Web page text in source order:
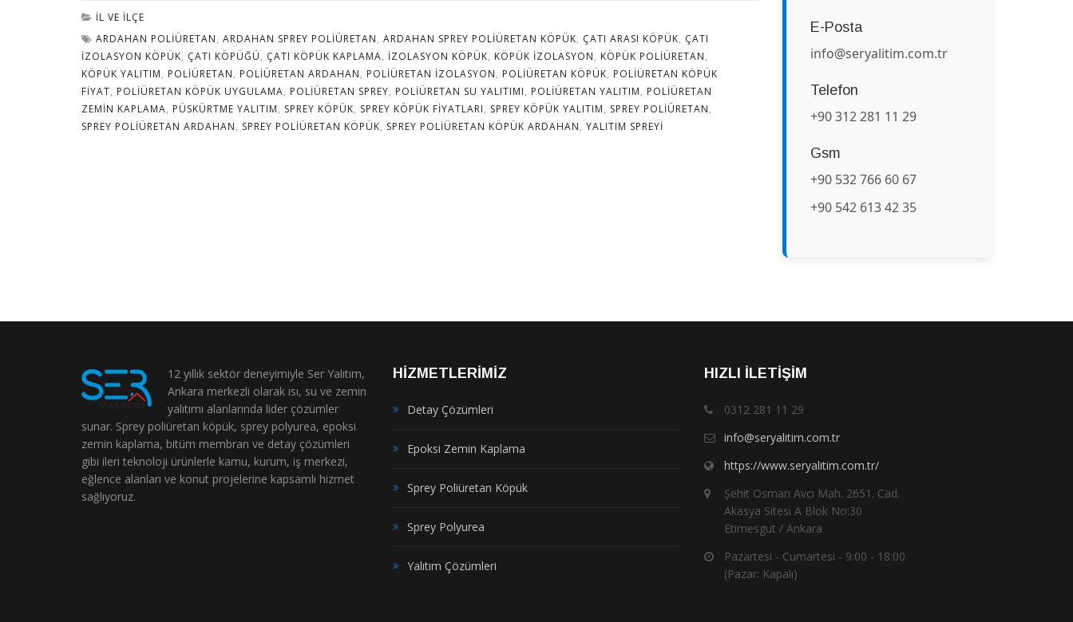
İL VE İLÇE
ARDAHAN POLIÜRETAN, ARDAHAN SPREY POLIÜRETAN, ARDAHAN SPREY POLIÜRETAN KÖPÜK, ÇATI ARASI KÖPÜK, ÇATI
IZOLASYON KÖPÜK, ÇATI KÖPÜĞÜ, ÇATI KÖPÜK KAPLAMA, IZOLASYON KÖPÜK, KÖPÜK IZOLASYON, KÖPÜK POLIÜRETAN,
KÖPÜK YALITIM, POLIÜRETAN, POLIÜRETAN ARDAHAN, POLIÜRETAN IZOLASYON, POLIÜRETAN KÖPÜK, POLIÜRETAN KÖPÜK
FIYAT, POLIÜRETAN KÖPÜK UYGULAMA, POLIÜRETAN SPREY, POLIÜRETAN SU YALITIMI, POLIÜRETAN YALITIM, POLIÜRETAN
ZEMIN KAPLAMA, PÜSKÜRTME YALITIM, SPREY KÖPÜK, SPREY KÖPÜK FIYATLARI, SPREY KÖPÜK YALITIM, SPREY POLIÜRETAN,
SPREY POLIÜRETAN ARDAHAN, SPREY POLIÜRETAN KÖPÜK, SPREY POLIÜRETAN KÖPÜK ARDAHAN, YALITIM SPREYI
E-Posta
info@seryalitim.com.tr
Telefon
+90 312 281 11 29
Gsm
+90 532 766 60 67
+90 542 613 42 35
12 yıllık sektör deneyimiyle Ser Yalıtım,
Ankara merkezli olarak ısı, su ve zemin
yalıtımı alanlarında lider çözümler
sunar. Sprey poliüretan köpük, sprey polyurea, epoksi
zemin kaplama, bitüm membran ve detay çözümleri
gibi ileri teknoloji ürünlerle kamu, kurum, iş merkezi,
eğlence alanları ve konut projelerine kapsamlı hizmet
sağlıyoruz.
HİZMETLERİMİZ
Detay Çözümleri
Epoksi Zemin Kaplama
Sprey Poliüretan Köpük
Sprey Polyurea
Yalıtım Çözümleri
HIZLI İLETIŞIM
0312 281 11 29
info@seryalitim.com.tr
https://www.seryalitim.com.tr/
Şehit Osman Avcı Mah. 2651. Cad.
Akasya Sitesi A Blok No:30
Etimesgut / Ankara
Pazartesi - Cumartesi - 9:00 - 18:00
(Pazar: Kapalı)